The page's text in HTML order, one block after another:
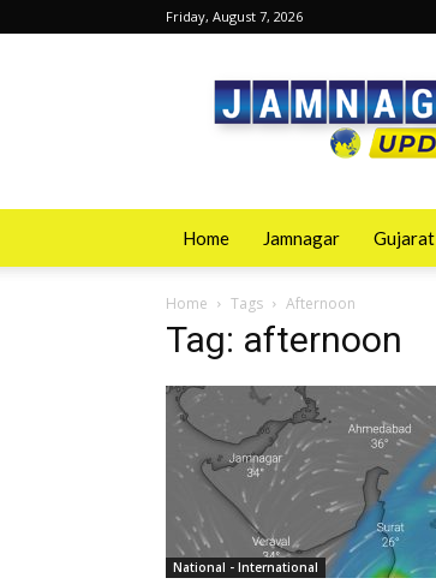
Friday, August 7, 2026
Jamnagarupdates
Home Jamnagar Gujarat
Home Tags Afternoon
Tag: afternoon
National - International